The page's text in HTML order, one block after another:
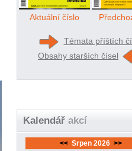
Aktuální číslo
Témata příštích
Obsahy starších čísel
Kalendář akcí
<< Srpen 2026 >>